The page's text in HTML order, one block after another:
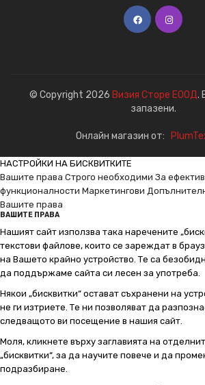
© Copyright 2026 Визия Сторе ЕООД.
запазени.
Онлайн магазин от:
НАСТРОЙКИ НА БИСКВИТКИТЕ
Вашите права Строго необходими За
функционалности Маркетингови
Вашите права
ВАШИТЕ ПРАВА
Нашият сайт използва така наречените
текстови файлове, които се зареждат в
на Вашето крайно устройство. Те са
да поддържаме сайта си лесен за употреба.
Някои „бисквитки“ остават съхранени на
не ги изтриете. Те ни позволяват да
следващото ви посещение в нашия сайт.
Моля, кликнете върху заглавията на
„бисквитки“, за да научите повече и да
подразбиране.